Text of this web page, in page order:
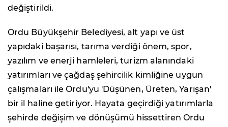
değiştirildi.
Ordu Büyükşehir Belediyesi, alt yapı ve üst
yapıdaki başarısı, tarıma verdiği önem, spor,
yazılım ve enerji hamleleri, turizm alanındaki
yatırımları ve çağdaş şehircilik kimliğine uygun
çalışmaları ile Ordu'yu 'Düşünen, Üreten, Yarışan'
bir il haline getiriyor. Hayata geçirdiği yatırımlarla
şehirde değişim ve dönüşümü hissettiren Ordu